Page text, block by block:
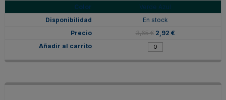
Verde Azul
En stock
3,65 € 2,92 €